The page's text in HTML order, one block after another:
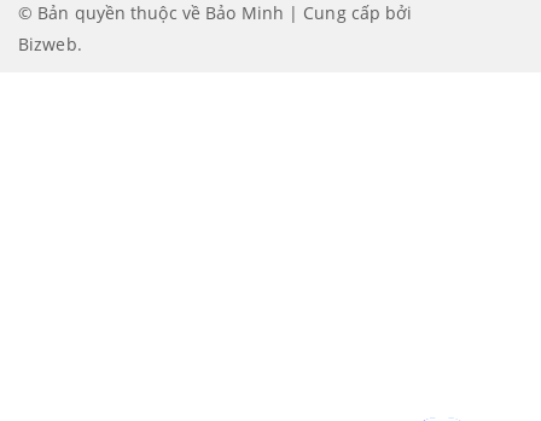
© Bản quyền thuộc về Bảo Minh | Cung cấp bởi
Bizweb.